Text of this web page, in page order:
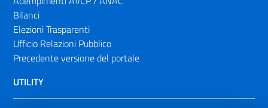
Bilanci
Elezioni Trasparenti
Ufficio Relazioni Pubblico
Precedente versione del portale
UTILITY